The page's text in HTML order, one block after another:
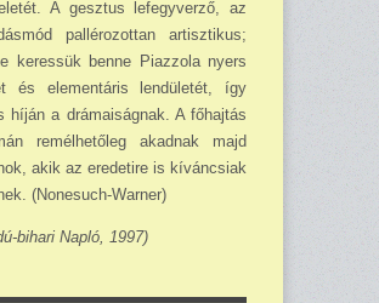
A gesztus lefegyverző, az
pallérozottan artisztikus;
keressük benne Piazzola nyers
és elementáris lendületét, így
híján a drámaiságnak. A főhajtás
remélhetőleg akadnak majd
akik az eredetire is kíváncsiak
(Nonesuch-Warner)
bihari Napló, 1997)